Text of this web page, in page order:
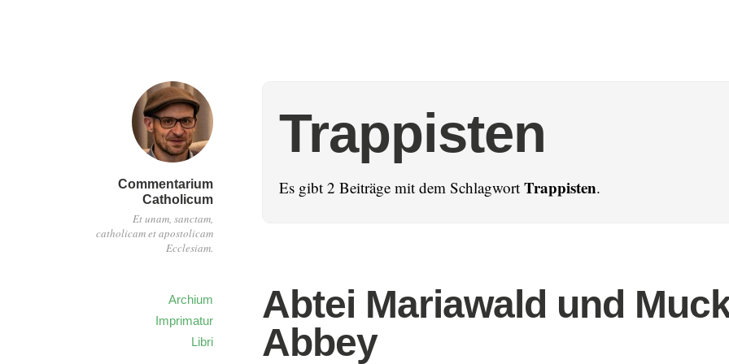
Commentarium
Catholicum
Et unam, sanctam,
catholicam et apostolicam
Ecclesiam.
Archium
Imprimatur
Libri
Trappisten
Es gibt 2 Beiträge mit dem Schlagwort Trappisten.
Abtei Mariawald und
Abbey